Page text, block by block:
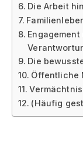
Die Arbeit
Die
Öffentliche
(Häufig